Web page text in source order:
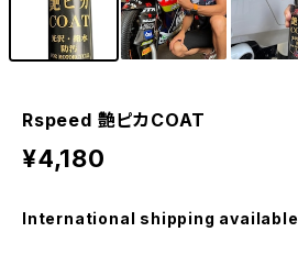
Rspeed 艶ピカCOAT
¥4,180
International shipping available